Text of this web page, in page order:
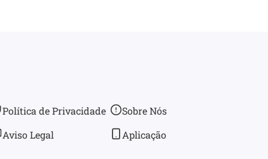
Política de Privacidade
Aviso Legal
Sobre Nós
Aplicação